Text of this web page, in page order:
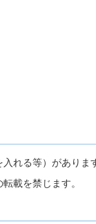
れる等）がありま
載を禁じます。